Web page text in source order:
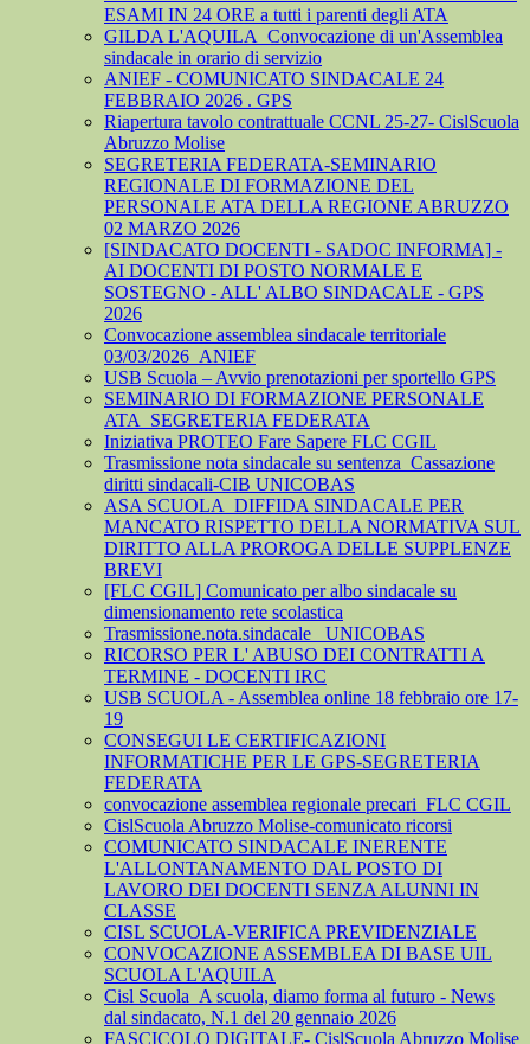
ESAMI IN 24 ORE a tutti i parenti degli ATA
GILDA L'AQUILA_Convocazione di un'Assemblea
sindacale in orario di servizio
ANIEF - COMUNICATO SINDACALE 24
FEBBRAIO 2026 . GPS
Riapertura tavolo contrattuale CCNL 25-27- CislScuola
Abruzzo Molise
SEGRETERIA FEDERATA-SEMINARIO
REGIONALE DI FORMAZIONE DEL
PERSONALE ATA DELLA REGIONE ABRUZZO
02 MARZO 2026
[SINDACATO DOCENTI - SADOC INFORMA] -
AI DOCENTI DI POSTO NORMALE E
SOSTEGNO - ALL' ALBO SINDACALE - GPS
2026
Convocazione assemblea sindacale territoriale
03/03/2026_ANIEF
USB Scuola – Avvio prenotazioni per sportello GPS
SEMINARIO DI FORMAZIONE PERSONALE
ATA_SEGRETERIA FEDERATA
Iniziativa PROTEO Fare Sapere FLC CGIL
Trasmissione nota sindacale su sentenza_Cassazione
diritti sindacali-CIB UNICOBAS
ASA SCUOLA_DIFFIDA SINDACALE PER
MANCATO RISPETTO DELLA NORMATIVA SUL
DIRITTO ALLA PROROGA DELLE SUPPLENZE
BREVI
[FLC CGIL] Comunicato per albo sindacale su
dimensionamento rete scolastica
Trasmissione.nota.sindacale _UNICOBAS
RICORSO PER L' ABUSO DEI CONTRATTI A
TERMINE - DOCENTI IRC
USB SCUOLA - Assemblea online 18 febbraio ore 17-
19
CONSEGUI LE CERTIFICAZIONI
INFORMATICHE PER LE GPS-SEGRETERIA
FEDERATA
convocazione assemblea regionale precari_FLC CGIL
CislScuola Abruzzo Molise-comunicato ricorsi
COMUNICATO SINDACALE INERENTE
L'ALLONTANAMENTO DAL POSTO DI
LAVORO DEI DOCENTI SENZA ALUNNI IN
CLASSE
CISL SCUOLA-VERIFICA PREVIDENZIALE
CONVOCAZIONE ASSEMBLEA DI BASE UIL
SCUOLA L'AQUILA
Cisl Scuola_A scuola, diamo forma al futuro - News
dal sindacato, N.1 del 20 gennaio 2026
FASCICOLO DIGITALE- CislScuola Abruzzo Molise